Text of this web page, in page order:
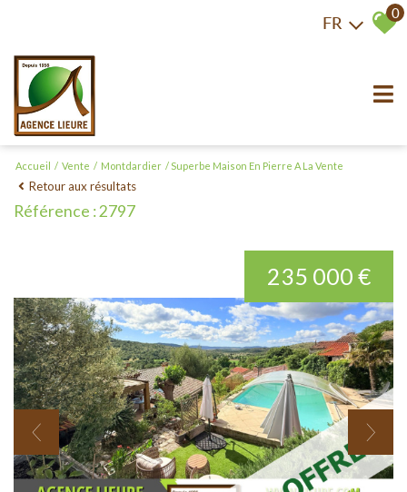
FR 0
Accueil Vente Montdardier Superbe Maison En Pierre A La Vente
Retour aux résultats
Référence : 2797
235 000 €